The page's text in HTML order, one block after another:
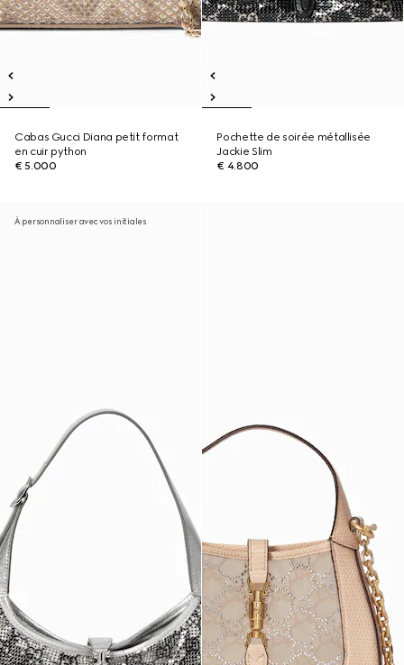
Cabas Gucci Diana petit format
en cuir python
€ 5.000
Pochette de soirée métallisée
Jackie Slim
€ 4.800
À personnaliser avec vos initiales